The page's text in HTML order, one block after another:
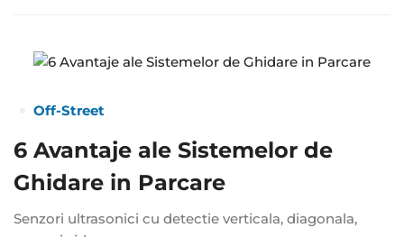
Off-Street
6 Avantaje ale Sistemelor de
Ghidare in Parcare
Senzori ultrasonici cu detectie verticala, diagonala,